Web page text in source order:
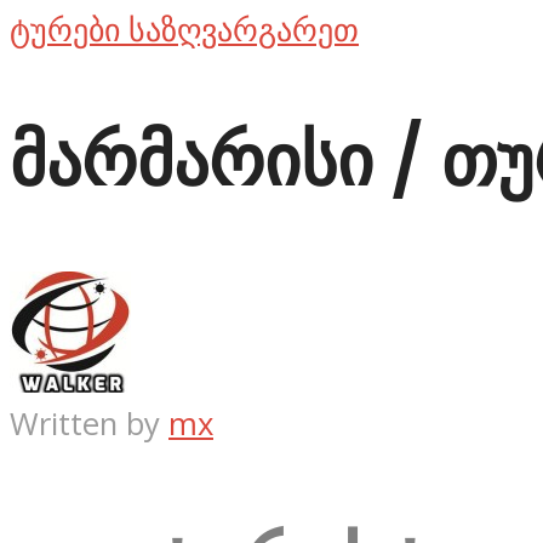
ტურები საზღვარგარეთ
მარმარისი /
Written by mx